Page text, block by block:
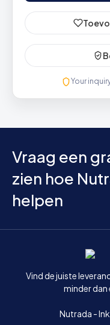
Your
Vraag een
zien hoe
helpen
Home
Vind de juiste
minder dan
Nutrada -